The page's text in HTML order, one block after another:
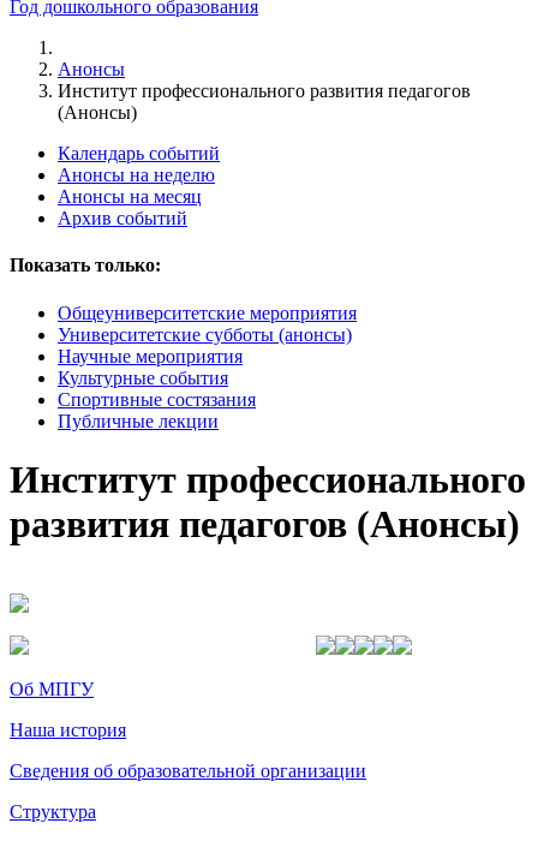
Год дошкольного образования
Анонсы
Институт профессионального развития педагогов
(Анонсы)
Календарь событий
Анонсы на неделю
Анонсы на месяц
Архив событий
Показать только:
Общеуниверситетские мероприятия
Университетские субботы (анонсы)
Научные мероприятия
Культурные события
Спортивные состязания
Публичные лекции
Институт профессионального
развития педагогов (Анонсы)
Об МПГУ
Наша история
Сведения об образовательной организации
Структура